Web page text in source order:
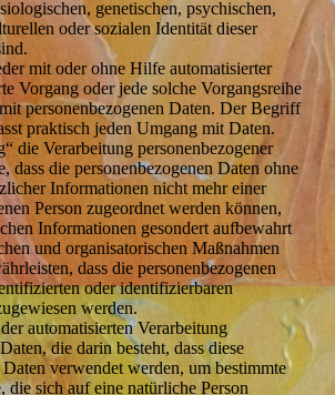
genetischen, psychischen,
oder sozialen Identität dieser
mit oder ohne Hilfe automatisierter
Vorgang oder jede solche Vorgangsreihe
personenbezogenen Daten. Der Begriff
praktisch jeden Umgang mit Daten.
die Verarbeitung personenbezogener
dass die personenbezogenen Daten ohne
Informationen nicht mehr einer
Person zugeordnet werden können,
Informationen gesondert aufbewahrt
und organisatorischen Maßnahmen
dass die personenbezogenen
oder identifizierbaren
werden.
automatisierten Verarbeitung
die darin besteht, dass diese
Daten verwendet werden, um bestimmte
die sich auf eine natürliche Person